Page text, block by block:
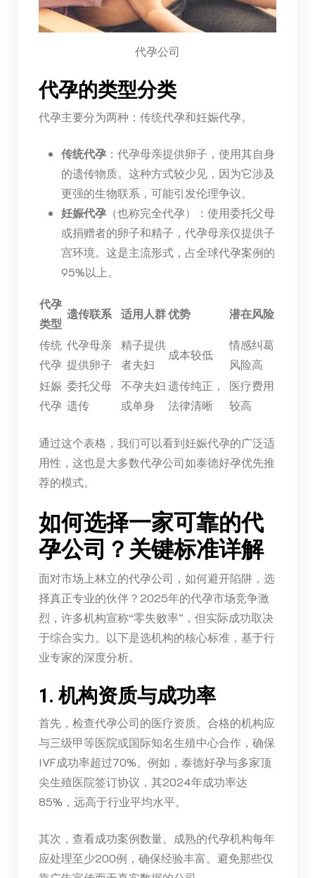
代孕公司
代孕的类型分类
代孕主要分为两种：传统代孕和妊娠代孕。
传统代孕：代孕母亲提供卵子，使用其自身
的遗传物质。这种方式较少见，因为它涉及
更强的生物联系，可能引发伦理争议。
妊娠代孕（也称完全代孕）：使用委托父母
或捐赠者的卵子和精子，代孕母亲仅提供子
宫环境。这是主流形式，占全球代孕案例的
95%以上。
代孕
类型
遗传联系 适用人群优势 潜在风险
传统
代孕
代孕母亲
提供卵子
精子提供
者夫妇
成本较低
情感纠葛
风险高
妊娠
代孕
委托父母
遗传
不孕夫妇
或单身
遗传纯正，
法律清晰
医疗费用
较高
通过这个表格，我们可以看到妊娠代孕的广泛适
用性，这也是大多数代孕公司如泰德好孕优先推
荐的模式。
如何选择一家可靠的代
孕公司？关键标准详解
面对市场上林立的代孕公司，如何避开陷阱，选
择真正专业的伙伴？2025年的代孕市场竞争激
烈，许多机构宣称“零失败率”，但实际成功取决
于综合实力。以下是选机构的核心标准，基于行
业专家的深度分析。
1. 机构资质与成功率
首先，检查代孕公司的医疗资质。合格的机构应
与三级甲等医院或国际知名生殖中心合作，确保
IVF成功率超过70%。例如，泰德好孕与多家顶
尖生殖医院签订协议，其2024年成功率达
85%，远高于行业平均水平。
其次，查看成功案例数量。成熟的代孕机构每年
应处理至少200例，确保经验丰富。避免那些仅